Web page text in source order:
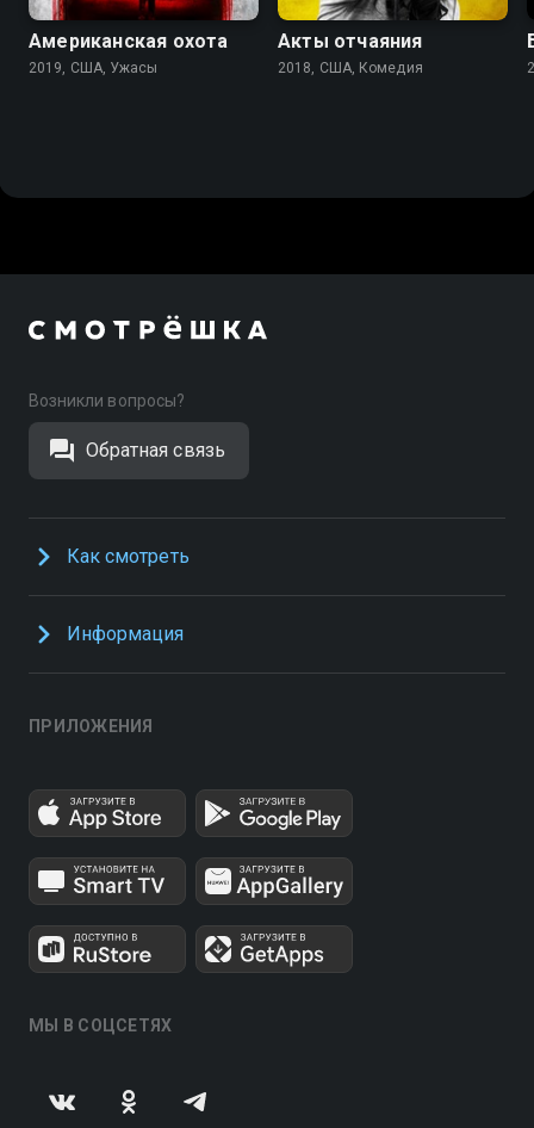
Американская охота
2019, США, Ужасы
Акты отчаяния
2018, США, Комедия
Возникли вопросы?
Обратная связь
Как смотреть
Информация
ПРИЛОЖЕНИЯ
МЫ В СОЦСЕТЯХ